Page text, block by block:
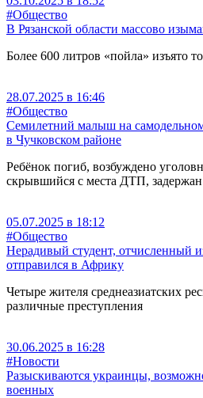
#Общество
В Рязанской области массово
Более 600 литров «пойла» изъято
28.07.2025 в 16:46
#Общество
Семилетний малыш на
в Чучковском районе
Ребёнок погиб, возбуждено
скрывшийся с места ДТП, задержан
05.07.2025 в 18:12
#Общество
Нерадивый студент, отчисленный
отправился в Африку
Четыре жителя среднеазиатских
различные преступления
30.06.2025 в 16:28
#Новости
Разыскиваются украинцы,
военных